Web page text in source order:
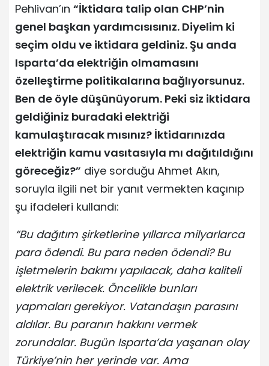
Pehlivan’ın “İktidara talip olan CHP’nin
genel başkan yardımcısısınız. Diyelim ki
seçim oldu ve iktidara geldiniz. Şu anda
Isparta’da elektriğin olmamasını
özelleştirme politikalarına bağlıyorsunuz.
Ben de öyle düşünüyorum. Peki siz iktidara
geldiğiniz buradaki elektriği
kamulaştıracak mısınız? İktidarınızda
elektriğin kamu vasıtasıyla mı dağıtıldığını
göreceğiz?” diye sorduğu Ahmet Akın,
soruyla ilgili net bir yanıt vermekten kaçınıp
şu ifadeleri kullandı:
“Bu dağıtım şirketlerine yıllarca milyarlarca
para ödendi. Bu para neden ödendi? Bu
işletmelerin bakımı yapılacak, daha kaliteli
elektrik verilecek. Öncelikle bunları
yapmaları gerekiyor. Vatandaşın parasını
aldılar. Bu paranın hakkını vermek
zorundalar. Bugün Isparta’da yaşanan olay
Türkiye’nin her yerinde var. Ama